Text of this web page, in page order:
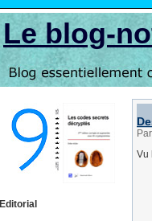
Le blog-
Editorial
Vu